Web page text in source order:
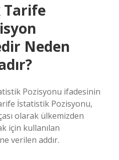
Tarife
Neden
Pozisyonu ifadesinin
İstatistik Pozisyonu,
olarak ülkemizden
için kullanılan
verilen addır.